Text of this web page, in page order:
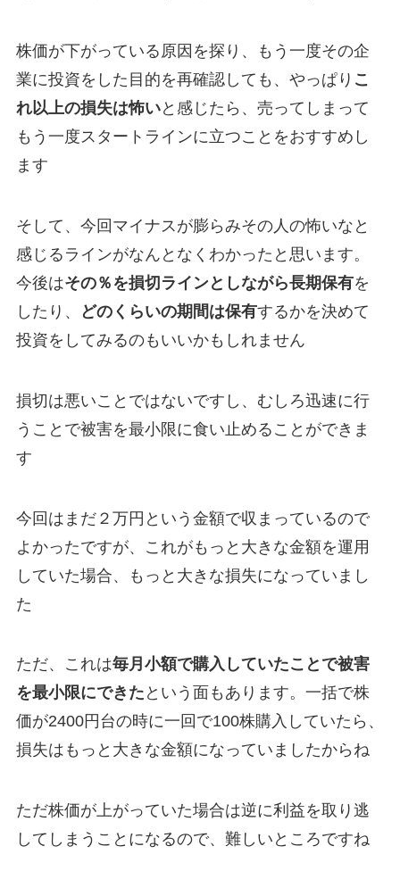
株価が下がっている原因を探り、もう一度その企
業に投資をした目的を再確認しても、やっぱり こ
れ以上の損失は怖いと感じたら、売ってしまって
もう一度スタートラインに立つことをおすすめし
ます
そして、今回マイナスが膨らみその人の怖いなと
感じるラインがなんとなくわかったと思います。
今後はその％を損切ラインとしながら長期保有を
したり、
どのくらいの期間は保有するかを決めて
投資をしてみるのもいいかもしれません
損切は悪いことではないですし、むしろ迅速に行
うことで被害を最小限に食い止めることができま
す
今回はまだ２万円という金額で収まっているので
よかったですが、これがもっと大きな金額を運用
していた場合、もっと大きな損失になっていまし
た
ただ、これは毎月小額で購入していたことで被害
を最小限にできた という面もあります。一括で株
価が2400円台の時に一回で100株購入していたら、
損失はもっと大きな金額になっていましたからね
ただ株価が上がっていた場合は逆に利益を取り逃
してしまうことになるので、難しいところですね